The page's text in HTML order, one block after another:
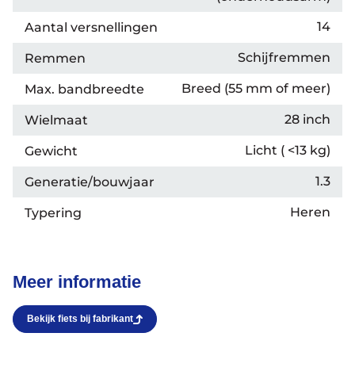
Afrika
Europa
kiezenvan een fiets
Aantal versnellingen 14
Remmen Schijfremmen
Max. bandbreedte Breed (55 mm of meer)
Wielmaat 28 inch
Gewicht Licht ( <13 kg)
Generatie/bouwjaar 1.3
Typering Heren
Meer informatie
Bekijk fiets bij fabrikant